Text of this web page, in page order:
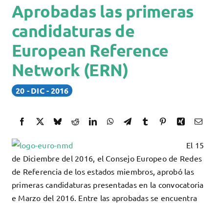
Quiénes Somos
Investigación
Pacientes
Acreditaciones
Registros
Servicios
Cómo colaborar
Contacto
Aprobadas las primeras
candidaturas de
European Reference
Network (ERN)
20 DIC 2016
El 15
de Diciembre del 2016, el Consejo Europeo de Redes
de Referencia de los estados miembros, aprobó las
primeras candidaturas presentadas en la convocatoria
e Marzo del 2016. Entre las aprobadas se encuentra